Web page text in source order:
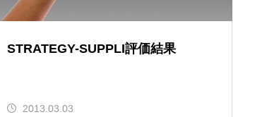
STRATEGY-SUPPLI評価結果
2013.03.03